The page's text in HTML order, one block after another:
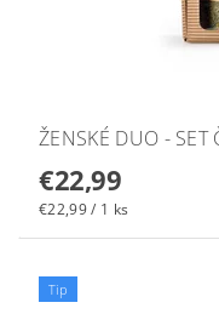
ŽENSKÉ DUO - SET
€22,99
€22,99 / 1 ks
Tip